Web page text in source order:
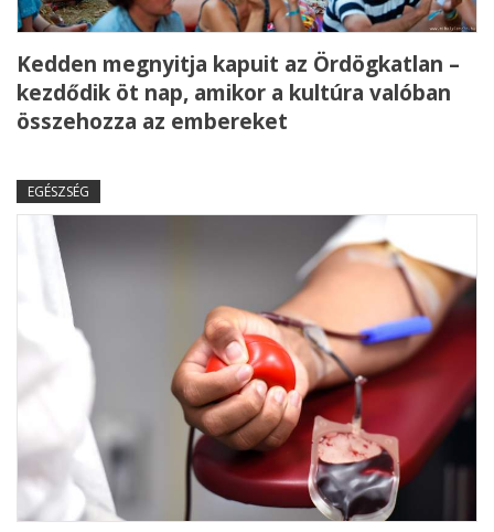
Kedden megnyitja kapuit az Ördögkatlan –
kezdődik öt nap, amikor a kultúra valóban
összehozza az embereket
EGÉSZSÉG